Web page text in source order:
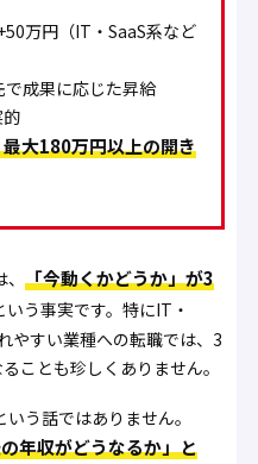
万円（IT・SaaS系など
成果に応じた昇給
大180万円以上の開き
「今動くかどうか」が3
いう事実です。特にIT・
やすい業種への転職では、3
ことも珍しくありません。
う話ではありません。
年収がどうなるか」と